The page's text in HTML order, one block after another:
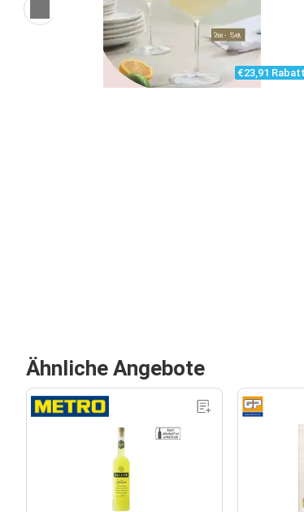
€23,91 Rabatt
Ähnliche Angebote